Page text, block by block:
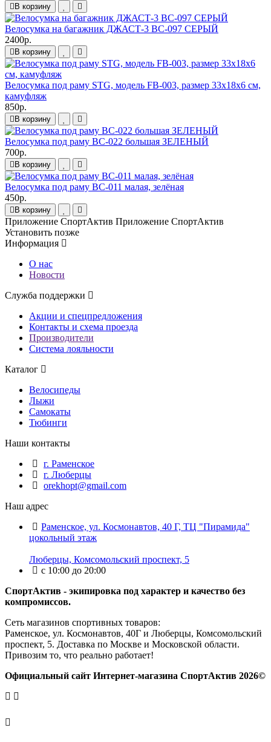
В корзину
Велосумка на багажник ДЖАСТ-3 ВС-097 СЕРЫЙ
2400р.
В корзину
Велосумка под раму STG, модель FB-003, размер 33х18х6 см,
камуфляж
850р.
В корзину
Велосумка под раму BC-022 большая ЗЕЛЕНЫЙ
700р.
В корзину
Велосумка под раму BC-011 малая, зелёная
450р.
В корзину
Приложение СпортАктив Приложение СпортАктив
Установить позже
Информация
О нас
Новости
Служба поддержки
Акции и спецпредложения
Контакты и схема проезда
Производители
Система лояльности
Каталог
Велосипеды
Лыжи
Самокаты
Тюбинги
Наши контакты
г. Раменское
г. Люберцы
orekhopt@gmail.com
Наш адрес
Раменское, ул. Космонавтов, 40 Г, ТЦ "Пирамида"
цокольный этаж
Люберцы, Комсомольский проспект, 5
с 10:00 до 20:00
СпортАктив - экипировка под характер и качество без
компромиссов.
Сеть магазинов спортивных товаров:
Раменское, ул. Космонавтов, 40Г и Люберцы, Комсомольский
проспект, 5. Доставка по Москве и Московской области.
Привозим то, что реально работает!
Официальный сайт Интернет-магазина СпортАктив 2026©